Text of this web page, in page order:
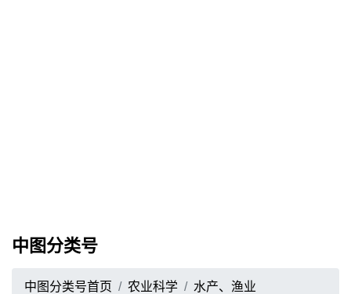
中图分类号
中图分类号首页 农业科学
水产、渔业